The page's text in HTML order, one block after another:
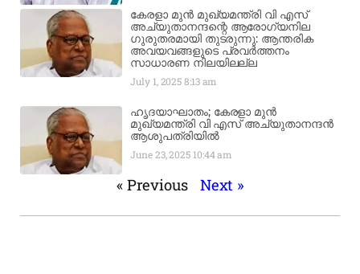
കേരളാ മുൻ മുഖ്യമന്ത്രി വി എസ്
അച്യുതാനന്ദന്റെ ആരോഗ്യനില
ഗുരുതരമായി തുടരുന്നു: ആന്തരിക
അവയവങ്ങളുടെ പ്രവർത്തനം
സാധാരണ നിലയിലല്ല
July 1, 20258:13 am
ഹൃദയാഘാതം; കേരളാ മുൻ
മുഖ്യമന്ത്രി വി എസ് അച്യുതാനന്ദൻ
ആശുപത്രിയിൽ
June 23, 2025 10:44 am
« Previous Next »